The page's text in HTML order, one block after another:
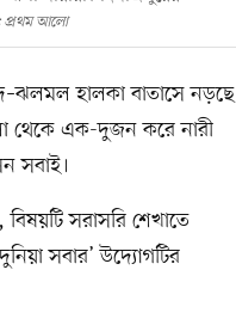
প্রথম আলো
হালকা বাতাসে নড়ছে
থেকে এক-দুজন করে নারী
সবাই।
সরাসরি শেখাতে
সবার’ উদ্যোগটির